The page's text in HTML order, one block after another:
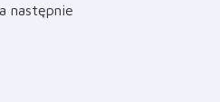
następnie